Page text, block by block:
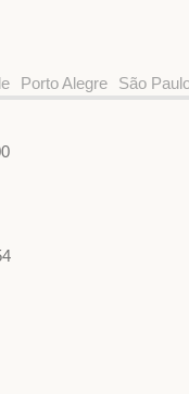
Porto Alegre São